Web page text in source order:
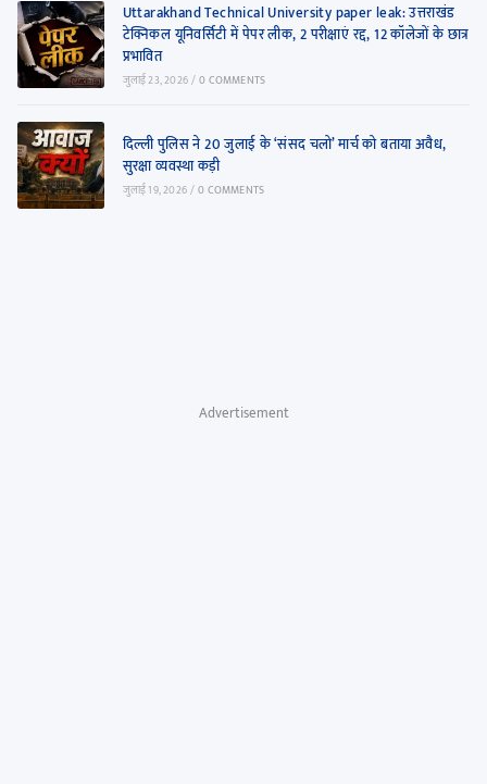
Uttarakhand Technical University paper leak: उत्तराखंड
टेक्निकल यूनिवर्सिटी में पेपर लीक, 2 परीक्षाएं रद्द, 12 कॉलेजों के छात्र
प्रभावित
जुलाई 23, 2026/0 COMMENTS
दिल्ली पुलिस ने 20 जुलाई के ‘संसद चलो’ मार्च को बताया अवैध,
सुरक्षा व्यवस्था कड़ी
जुलाई 19, 2026/0 COMMENTS
Advertisement